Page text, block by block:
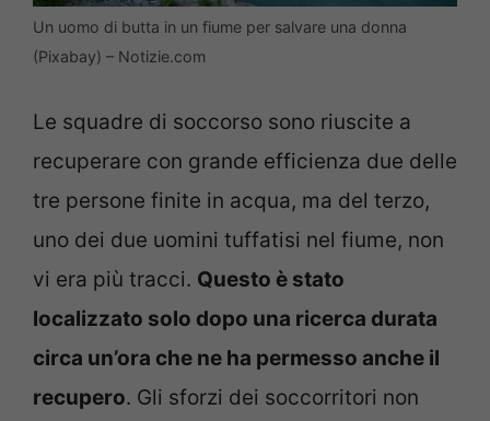
Un uomo di butta in un fiume per salvare una donna
(Pixabay) – Notizie.com
Le squadre di soccorso sono riuscite a
recuperare con grande efficienza due delle
tre persone finite in acqua, ma del terzo,
uno dei due uomini tuffatisi nel fiume, non
vi era più tracci. Questo è stato
localizzato solo dopo una ricerca durata
circa un’ora che ne ha permesso anche il
recupero. Gli sforzi dei soccorritori non